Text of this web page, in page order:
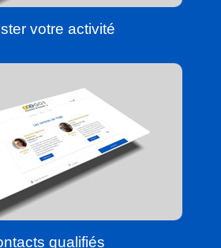
votre activité
qualifiés